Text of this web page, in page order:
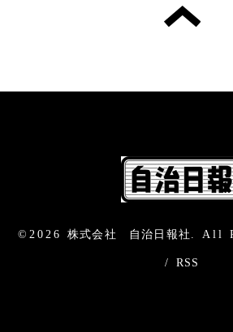
©2026 株式会社 自治日報社 . All
/ RSS